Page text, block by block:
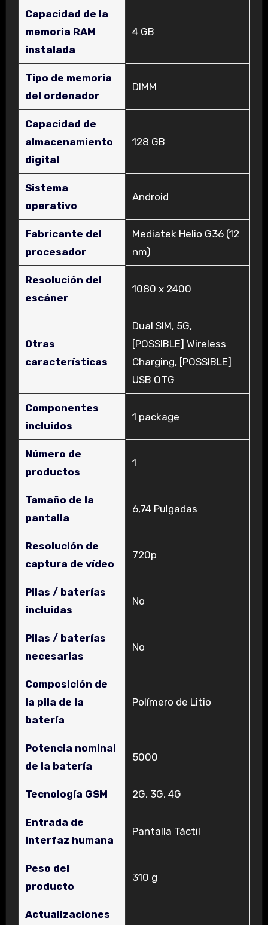
Capacidad de la
memoria RAM
instalada
‎4 GB
Tipo de memoria
del ordenador
‎DIMM
Capacidad de
almacenamiento
digital
‎128 GB
Sistema
operativo
‎Android
Fabricante del
procesador
‎Mediatek Helio G36 (12
nm)
Resolución del
escáner
‎1080 x 2400
Otras
características
‎Dual SIM, 5G,
[POSSIBLE] Wireless
Charging, [POSSIBLE]
USB OTG
Componentes
incluidos
‎1 package
Número de
productos
‎1
Tamaño de la
pantalla
‎6,74 Pulgadas
Resolución de
captura de vídeo
‎720p
Pilas / baterías
incluidas
‎No
Pilas / baterías
necesarias
‎No
Composición de
la pila de la
batería
‎Polímero de Litio
Potencia nominal
de la batería
‎5000
Tecnología GSM ‎2G, 3G, 4G
Entrada de
interfaz humana
‎Pantalla Táctil
Peso del
producto
‎310 g
Actualizaciones